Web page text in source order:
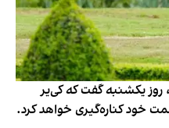
روز یکشنبه گفت که کی‌یر
خود کناره‌گیری خواهد کرد.